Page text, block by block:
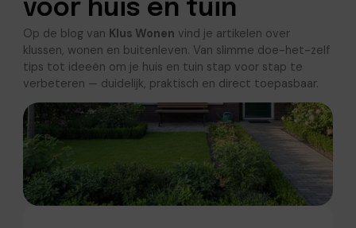
voor huis en tuin
Op de blog van Klus Wonen vind je artikelen over
klussen, wonen en buitenleven. Van slimme doe-het-zelf
tips tot ideeën om je huis en tuin stap voor stap te
verbeteren — duidelijk, praktisch en direct toepasbaar.